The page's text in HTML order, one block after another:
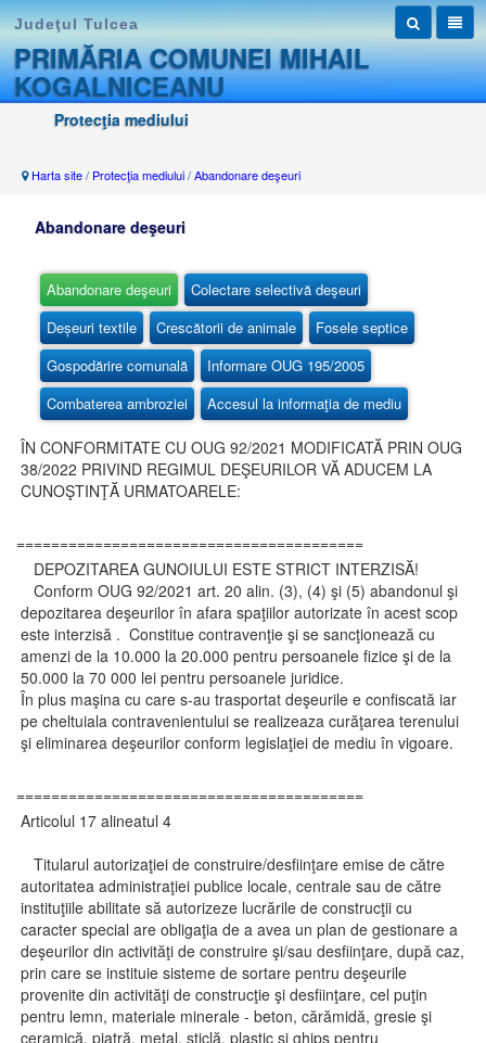
Judeţul Tulcea
PRIMĂRIA COMUNEI MIHAIL
KOGALNICEANU
Protecţia mediului
Harta site/ Protecţia mediului/Abandonare deşeuri
Abandonare deşeuri
Abandonare deşeuri
Colectare selectivă deşeuri
Deșeuri textile
Crescătorii de animale
Fosele septice
Gospodărire comunală
Informare OUG 195/2005
Combaterea ambroziei
Accesul la informaţia de mediu
ÎN CONFORMITATE CU OUG 92/2021 MODIFICATĂ PRIN OUG
38/2022 PRIVIND REGIMUL DEŞEURILOR VĂ ADUCEM LA
CUNOŞTINŢĂ URMATOARELE:
========================================
DEPOZITAREA GUNOIULUI ESTE STRICT INTERZISĂ!
Conform OUG 92/2021 art. 20 alin. (3), (4) şi (5) abandonul şi
depozitarea deşeurilor în afara spaţiilor autorizate în acest scop
este interzisă . Constitue contravenţie şi se sancţionează cu
amenzi de la 10.000 la 20.000 pentru persoanele fizice şi de la
50.000 la 70 000 lei pentru persoanele juridice.
În plus maşina cu care s-au trasportat deşeurile e confiscată iar
pe cheltuiala contravenientului se realizeaza curăţarea terenului
şi eliminarea deşeurilor conform legislaţiei de mediu în vigoare.
========================================
Articolul 17 alineatul 4
Titularul autorizaţiei de construire/desfiinţare emise de către
autoritatea administraţiei publice locale, centrale sau de către
instituţiile abilitate să autorizeze lucrările de construcţii cu
caracter special are obligaţia de a avea un plan de gestionare a
deşeurilor din activităţi de construire şi/sau desfiinţare, după caz,
prin care se instituie sisteme de sortare pentru deşeurile
provenite din activităţi de construcţie şi desfiinţare, cel puţin
pentru lemn, materiale minerale - beton, cărămidă, gresie şi
ceramică, piatră, metal, sticlă, plastic şi ghips pentru